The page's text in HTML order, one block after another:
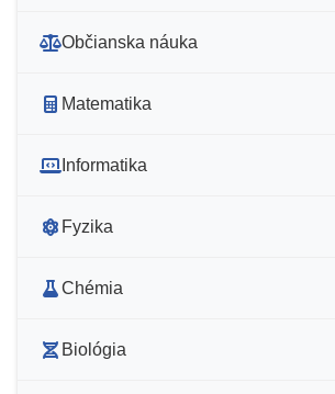
Občianska náuka
Matematika
Informatika
Fyzika
Chémia
Biológia